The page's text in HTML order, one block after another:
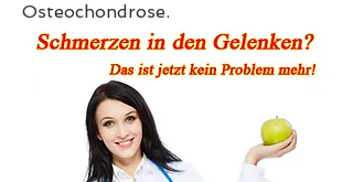
Osteochondrose.